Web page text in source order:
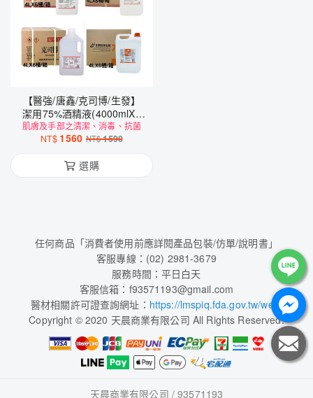
【醫強/唐鑫/克司博/生發】
潔用75%酒精液(4000mlX6
桶/箱裝)
肌膚及手部之清潔、消毒、抗菌
NT$ 1560 NT$1590
選購
任何商品「消費者使用前應詳閱產品包裝/仿單/說明書」
客服專線：(02) 2981-3679
服務時間：平日白天
客服信箱：f93571193@gmail.com
醫材相關許可證查詢網址： https://lmspiq.fda.gov.tw/web/
Copyright © 2020 天晨商業有限公司 All Rights Reserved.
天晨商業有限公司 / 93571193